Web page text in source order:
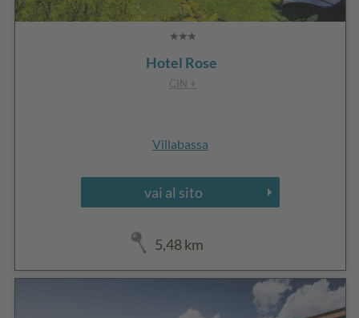
Hotel Rose
CIN +
Villabassa
vai al sito
5,48 km